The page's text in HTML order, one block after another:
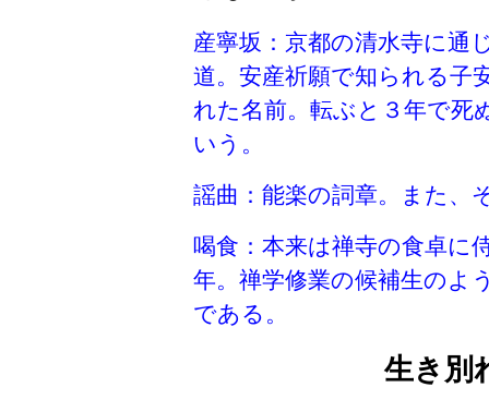
産寧坂：京都の清水寺に通
道。安産祈願で知られる子
れた名前。転ぶと３年で死
いう。
謡曲：能楽の詞章。また、
喝食： 本来は禅寺の食卓に
年。禅学修業の候補生のよ
である。
生き別